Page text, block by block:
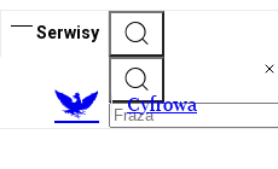
Serwisy
Cyfrowa